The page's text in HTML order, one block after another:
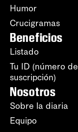
Humor
Crucigramas
Beneficios
Listado
Tu ID (número de
suscripción)
Nosotros
Sobre la diaria
Equipo